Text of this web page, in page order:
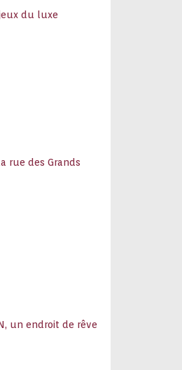
du luxe
rue des Grands
un endroit de rêve